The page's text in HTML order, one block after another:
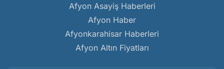
Afyon Asayiş Haberleri
Afyon Haber
Afyonkarahisar Haberleri
Afyon Altın Fiyatları